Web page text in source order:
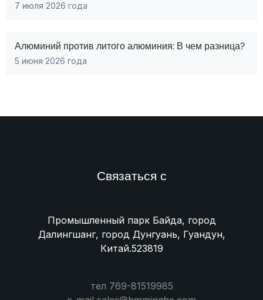
7 июля 2026 года
Алюминий против литого алюминия: В чем разница?
5 июня 2026 года
Связаться с
Промышленный парк Байда, город
Далингшанг, город Дунгуань, Гуандун,
Китай.523819
тел 769-81519985